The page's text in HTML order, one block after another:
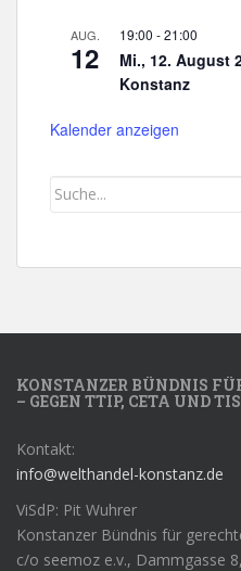
AUG.
12
19:00 -21:00
Mi., 12. August
Konstanz
Kalender anzeigen
KONSTANZER BÜNDNIS
– GEGEN TTIP, CETA UND
Kontakt:
info@welthandel-konstanz.de
ViSdP: Pit Wuhrer
Konstanzer Bündnis für
c/o seemoz e.v., Dammgasse